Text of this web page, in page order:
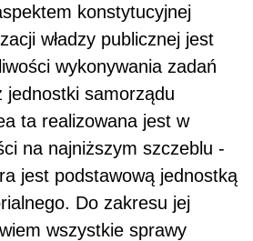
konstytucyjnej
władzy publicznej jest
wykonywania zadań
jednostki samorządu
ta realizowana jest w
na najniższym szczeblu -
jest podstawową jednostką
Do zakresu jej
wszystkie sprawy